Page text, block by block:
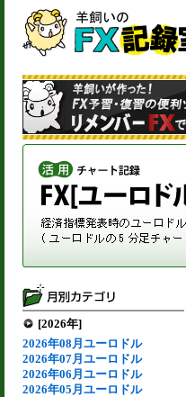
[2026年]
2026年08月ユーロドル
2026年07月ユーロドル
2026年06月ユーロドル
2026年05月ユーロドル